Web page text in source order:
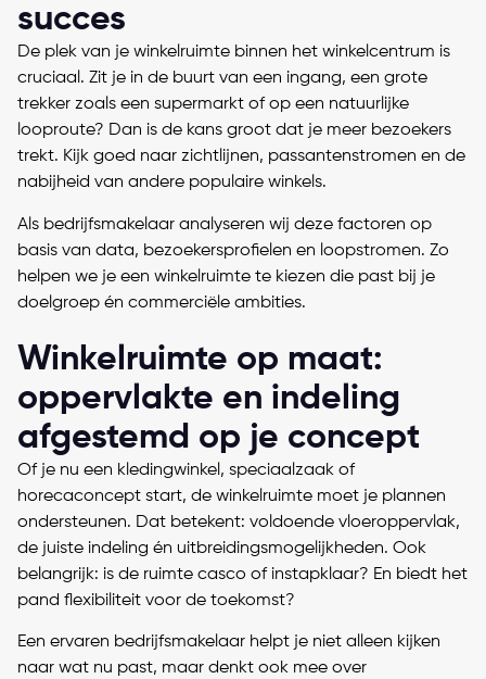
succes
De plek van je winkelruimte binnen het winkelcentrum is
cruciaal. Zit je in de buurt van een ingang, een grote
trekker zoals een supermarkt of op een natuurlijke
looproute? Dan is de kans groot dat je meer bezoekers
trekt. Kijk goed naar zichtlijnen, passantenstromen en de
nabijheid van andere populaire winkels.
Als bedrijfsmakelaar analyseren wij deze factoren op
basis van data, bezoekersprofielen en loopstromen. Zo
helpen we je een winkelruimte te kiezen die past bij je
doelgroep én commerciële ambities.
Winkelruimte op maat:
oppervlakte en indeling
afgestemd op je concept
Of je nu een kledingwinkel, speciaalzaak of
horecaconcept start, de winkelruimte moet je plannen
ondersteunen. Dat betekent: voldoende vloeroppervlak,
de juiste indeling én uitbreidingsmogelijkheden. Ook
belangrijk: is de ruimte casco of instapklaar? En biedt het
pand flexibiliteit voor de toekomst?
Een ervaren bedrijfsmakelaar helpt je niet alleen kijken
naar wat nu past, maar denkt ook mee over